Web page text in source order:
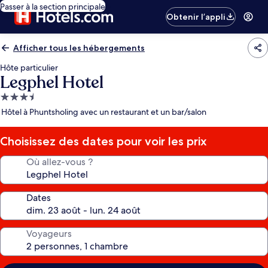
Passer à la section principale
Obtenir l’appli
Afficher tous les hébergements
Hôte particulier
Legphel Hotel
Hébergement
3.5 étoiles
Hôtel à Phuntsholing avec un restaurant et un bar/salon
Choisissez des dates pour voir les prix
Où allez-vous ?
Dates
Voyageurs